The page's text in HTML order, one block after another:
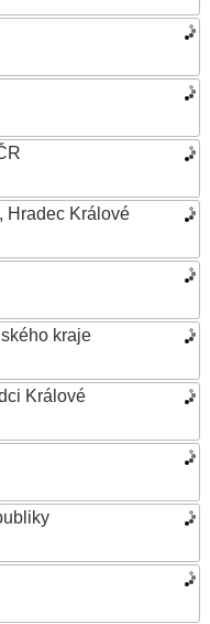
Hradec Králové
kraje
Králové